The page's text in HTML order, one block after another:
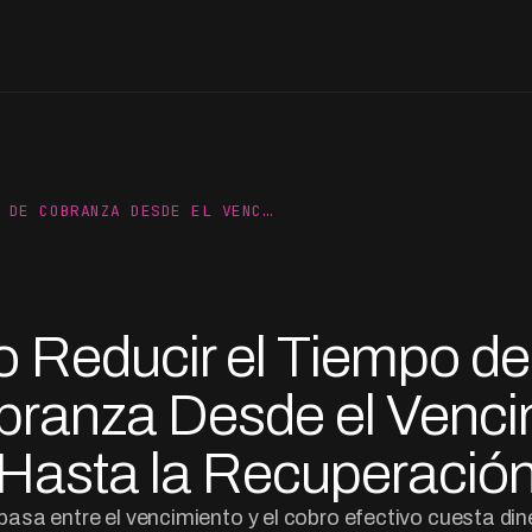
COBRANZA DESDE EL VENC…
Reducir el Tiempo
Desde el
la
entre el vencimiento y el cobro efectivo cuesta